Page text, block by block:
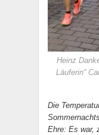
Heinz
Läuferin“
Die
Ehre: Es war,